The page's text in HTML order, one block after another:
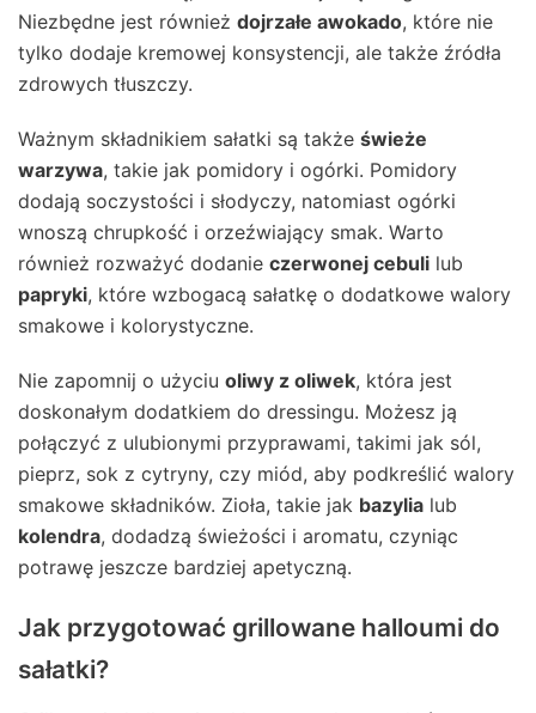
Niezbędne jest również dojrzałe awokado, które nie
tylko dodaje kremowej konsystencji, ale także źródła
zdrowych tłuszczy.
Ważnym składnikiem sałatki są także świeże
warzywa, takie jak pomidory i ogórki. Pomidory
dodają soczystości i słodyczy, natomiast ogórki
wnoszą chrupkość i orzeźwiający smak. Warto
również rozważyć dodanie czerwonej cebuli lub
papryki, które wzbogacą sałatkę o dodatkowe walory
smakowe i kolorystyczne.
Nie zapomnij o użyciu oliwy z oliwek, która jest
doskonałym dodatkiem do dressingu. Możesz ją
połączyć z ulubionymi przyprawami, takimi jak sól,
pieprz, sok z cytryny, czy miód, aby podkreślić walory
smakowe składników. Zioła, takie jak bazylia lub
kolendra, dodadzą świeżości i aromatu, czyniąc
potrawę jeszcze bardziej apetyczną.
Jak przygotować grillowane halloumi do
sałatki?